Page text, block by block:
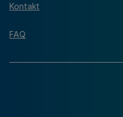
Kontakt
FAQ